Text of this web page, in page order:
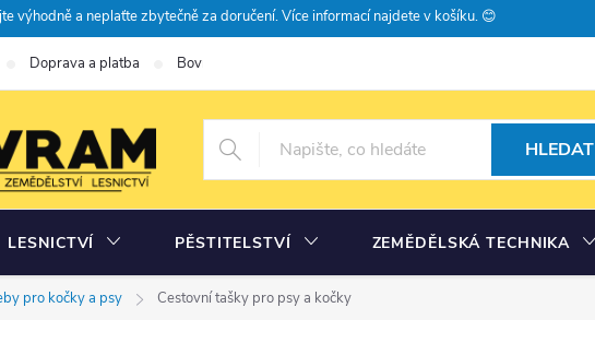
výhodně a neplaťte zbytečně za doručení. Více informací najdete v košíku. 😊
Doprava a platba Bovramova poradna
HLEDAT
LESNICTVÍ PĚSTITELSTVÍ ZEMĚDĚLSKÁ TECHNIKA
pro kočky a psy Cestovní tašky pro psy a kočky